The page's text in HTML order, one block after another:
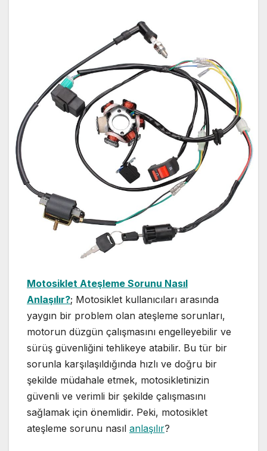
Motosiklet Ateşleme Sorunu Nasıl
Anlaşılır?; Motosiklet kullanıcıları arasında
yaygın bir problem olan ateşleme sorunları,
motorun düzgün çalışmasını engelleyebilir ve
sürüş güvenliğini tehlikeye atabilir. Bu tür bir
sorunla karşılaşıldığında hızlı ve doğru bir
şekilde müdahale etmek, motosikletinizin
güvenli ve verimli bir şekilde çalışmasını
sağlamak için önemlidir. Peki, motosiklet
ateşleme sorunu nasıl anlaşılır?